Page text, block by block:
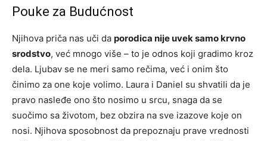
Pouke za Budućnost
Njihova priča nas uči da porodica nije uvek samo krvno
srodstvo, već mnogo više – to je odnos koji gradimo kroz
dela. Ljubav se ne meri samo rečima, već i onim što
činimo za one koje volimo. Laura i Daniel su shvatili da je
pravo nasleđe ono što nosimo u srcu, snaga da se
suočimo sa životom, bez obzira na sve izazove koje on
nosi. Njihova sposobnost da prepoznaju prave vrednosti